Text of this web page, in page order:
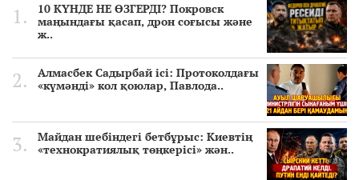
10 КҮНДЕ НЕ ӨЗГЕРДІ? Покровск
маңындағы қасап, дрон соғысы және
ж..
Алмасбек Садырбай ісі: Протоколдағы
«күмәнді» кол қоюлар, Павлода..
Майдан шебіндегі бетбұрыс: Киевтің
«технократиялық төңкерісі» жән..